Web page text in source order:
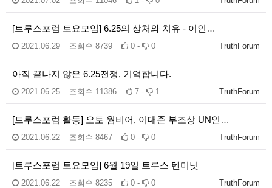
[트루스포럼 토요모임] 6.25의 상처와 치유 - 이인…
TruthForum
2021.06.29 조회수 8739 0 - 0
아직 끝나지 않은 6.25전쟁, 기억합니다.
TruthForum
2021.06.25 조회수 11386 7 - 1
[트루스포럼 활동] 오토 웜비어, 이대준 부조상 UN인…
TruthForum
2021.06.22 조회수 8467 0 - 0
[트루스포럼 토요모임] 6월 19일 트루스 텐미닛
TruthForum
2021.06.22 조회수 8235 0 - 0